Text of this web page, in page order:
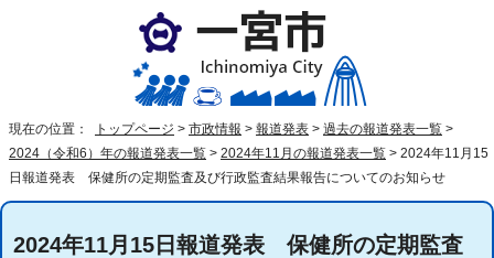
現在の位置： トップページ > 市政情報 > 報道発表 > 過去の報道発表一覧 >
2024（令和6）年の報道発表一覧 > 2024年11月の報道発表一覧 > 2024年11月15
日報道発表 保健所の定期監査及び行政監査結果報告についてのお知らせ
2024年11月15日報道発表 保健所の定期監査